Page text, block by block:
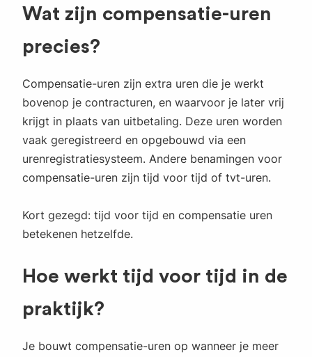
Wat zijn compensatie-uren
precies?
Compensatie-uren zijn extra uren die je werkt
bovenop je contracturen, en waarvoor je later vrij
krijgt in plaats van uitbetaling. Deze uren worden
vaak geregistreerd en opgebouwd via een
urenregistratiesysteem. Andere benamingen voor
compensatie-uren zijn tijd voor tijd of tvt-uren.
Kort gezegd: tijd voor tijd en compensatie uren
betekenen hetzelfde.
Hoe werkt tijd voor tijd in de
praktijk?
Je bouwt compensatie-uren op wanneer je meer